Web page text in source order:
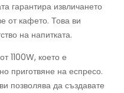
гарантира извличането
от кафето. Това ви
на напитката.
1100W, което е
приготвяне на еспресо.
позволява да създавате